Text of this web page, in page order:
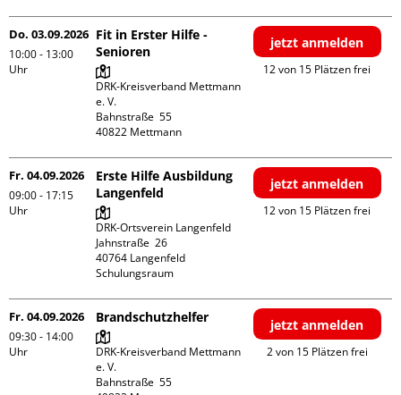
Do. 03.09.2026
10:00 - 13:00
Uhr
Fit in Erster Hilfe -
Senioren
DRK-Kreisverband Mettmann
e. V.
Bahnstraße  55
jetzt anmelden
12 von 15 Plätzen frei
Fr. 04.09.2026
09:00 - 17:15
Uhr
Erste Hilfe Ausbildung
Langenfeld
DRK-Ortsverein Langenfeld
Jahnstraße  26
40764 Langenfeld
Schulungsraum
jetzt anmelden
12 von 15 Plätzen frei
Fr. 04.09.2026
09:30 - 14:00
Uhr
Brandschutzhelfer
DRK-Kreisverband Mettmann
e. V.
Bahnstraße  55
jetzt anmelden
2 von 15 Plätzen frei